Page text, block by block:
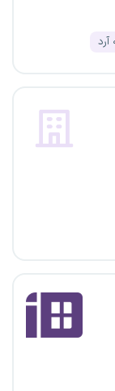
آرد